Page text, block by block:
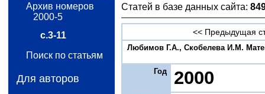
Архив номеров
2000-5
с.3-11
Поиск по статьям
Для авторов
Статей в базе данных сайта:
<< Предыдущая
Любимов Г.А., Скобелева И.М.
Год 2000